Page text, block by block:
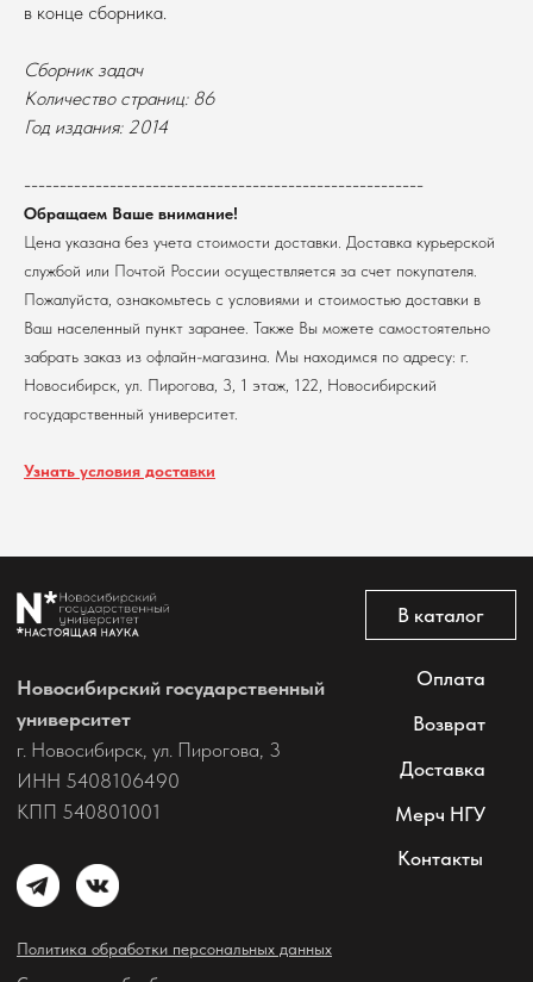
в конце сборника.
Сборник задач
Количество страниц: 86
Год издания: 2014
--------------------------------------------------------
Обращаем Ваше внимание!
Цена указана без учета стоимости доставки. Доставка курьерской
службой или Почтой России осуществляется за счет покупателя.
Пожалуйста, ознакомьтесь с условиями и стоимостью доставки в
Ваш населенный пункт заранее. Также Вы можете самостоятельно
забрать заказ из офлайн-магазина. Мы находимся по адресу: г.
Новосибирск, ул. Пирогова, 3, 1 этаж, 122, Новосибирский
государственный университет.
Узнать условия доставки
Возврат
Мерч НГУ
@2026 Новосибирский государственный университет.
Политика обработки персональных данных
пользователей сайта
университет
г. Новосибирск, ул. Пирогова, 3
ИНН 5408106490
КПП 540801001